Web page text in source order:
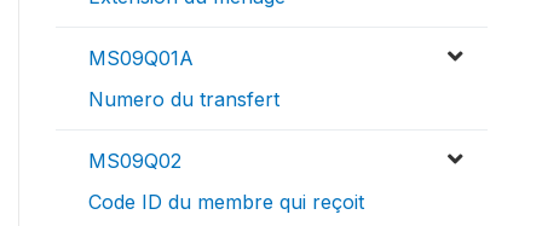
MS09Q01A
Numero du transfert
MS09Q02
Code ID du membre qui reçoit